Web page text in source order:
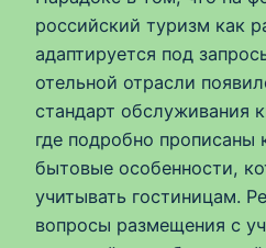
российский туризм как
адаптируется под
отельной отрасли
стандарт обслуживания
где подробно прописаны
бытовые особенности,
учитывать гостиницам.
вопросы размещения с